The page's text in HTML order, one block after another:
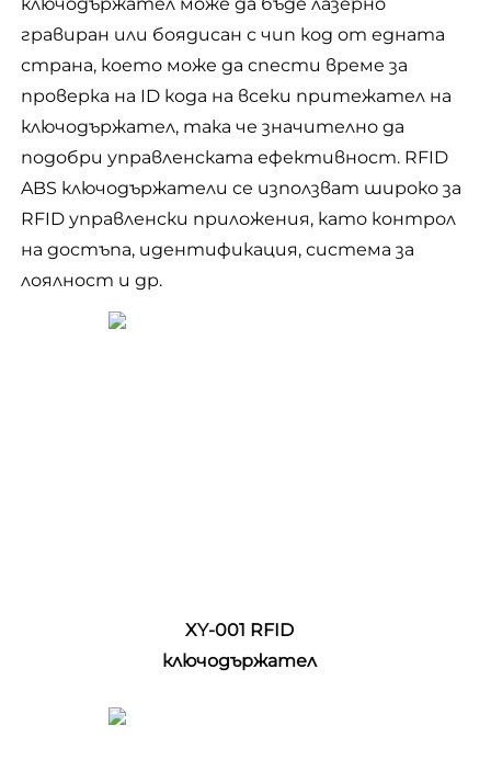
гравиран или боядисан с чип код от едната
страна, което може да спести време за
проверка на ID кода на всеки притежател на
ключодържател, така че значително да
подобри управленската ефективност. RFID
ABS ключодържатели се използват широко за
RFID управленски приложения, като контрол
на достъпа, идентификация, система за
лоялност и др.
XY-001 RFID
ключодържател